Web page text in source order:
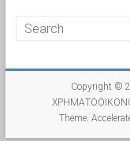
Copyright ©
Theme: